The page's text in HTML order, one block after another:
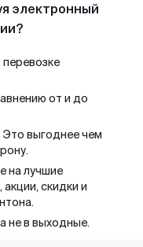
электронный
перевозке
от и до
Это выгоднее чем
на лучшие
скидки и
не в выходные.